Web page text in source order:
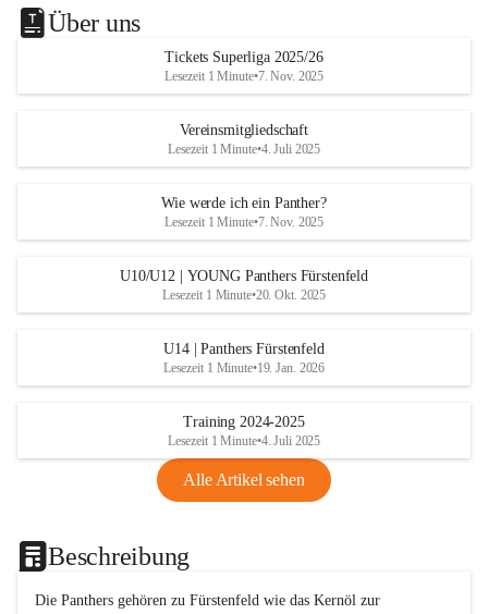
Über uns
Tickets Superliga 2025/26
Lesezeit 1 Minute•7. Nov. 2025
Vereinsmitgliedschaft
Lesezeit 1 Minute•4. Juli 2025
Wie werde ich ein Panther?
Lesezeit 1 Minute•7. Nov. 2025
U10/U12 | YOUNG Panthers Fürstenfeld
Lesezeit 1 Minute•20. Okt. 2025
U14 | Panthers Fürstenfeld
Lesezeit 1 Minute•19. Jan. 2026
Training 2024-2025
Lesezeit 1 Minute•4. Juli 2025
Alle Artikel sehen
Beschreibung
Die Panthers gehören zu Fürstenfeld wie das Kernöl zur